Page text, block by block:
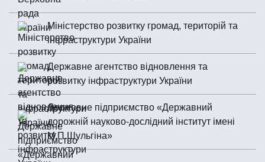
Міністерство розвитку громад, територій та
інфраструктури України
Державне агентство відновлення та
розвитку інфраструктури України
Державне підприємство «Державний
дорожній науково-дослідний інститут імені
М.П.Шульгiна»